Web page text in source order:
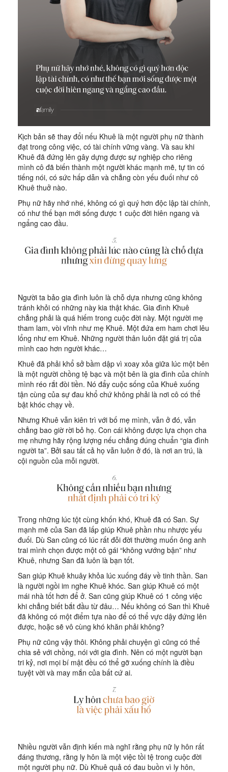
Kịch bản sẽ thay đổi nếu Khuê là một người phụ nữ thành
đạt trong công việc, có tài chính vững vàng. Và sau khi
Khuê đã đứng lên gây dựng được sự nghiệp cho riêng
mình cô đã biến thành một người khác mạnh mẽ, tự tin có
tiếng nói, có sức hấp dẫn và chẳng còn yếu đuối như cô
Khuê thuở nào.
Phụ nữ hãy nhớ nhé, không có gì quý hơn độc lập tài chính,
có như thế bạn mới sống được 1 cuộc đời hiên ngang và
ngẩng cao đầu.
Người ta bảo gia đình luôn là chỗ dựa nhưng cũng không
tránh khỏi có những này kia thật khác. Gia đình Khuê
chẳng phải là quá hiếm trong cuộc đời này. Một người mẹ
tham lam, vòi vĩnh như mẹ Khuê. Một đứa em ham chơi lêu
lổng như em Khuê. Những người thân luôn đặt giá trị của
mình cao hơn người khác…
Khuê đã phải khổ sở bầm dập vì xoay xỏa giữa lúc một bên
là một người chồng tệ bạc và một bên là gia đình của chính
mình réo rắt đòi tiền. Nó đẩy cuộc sống của Khuê xuống
tận cùng của sự đau khổ chứ không phải là nơi cô có thể
bật khóc chạy về.
Nhưng Khuê vẫn kiên trì với bố mẹ mình, vẫn ở đó, vẫn
chẳng bao giờ rời bỏ họ. Con cái không được lựa chọn cha
mẹ nhưng hãy rộng lượng nếu chẳng đúng chuẩn “gia đình
người ta”. Bởi sau tất cả họ vẫn luôn ở đó, là nơi an trú, là
cội nguồn của mỗi người.
Trong những lúc tột cùng khốn khó, Khuê đã có San. Sự
mạnh mẽ của San đã lấp giúp Khuê phần nhu nhược yếu
đuối. Dù San cũng có lúc rất đỗi đời thường muốn ông anh
trai mình chọn được một cô gái “không vướng bận” như
Khuê, nhưng San đã luôn là bạn tốt.
San giúp Khuê khuây khỏa lúc xuống đáy về tinh thần. San
là người ngồi im nghe Khuê khóc. San giúp Khuê có một
mái nhà tốt hơn để ở. San cũng giúp Khuê có 1 công việc
khi chẳng biết bắt đầu từ đâu… Nếu không có San thì Khuê
đã không có một điểm tựa nào để có thể vực dậy đứng lên
được, hoặc sẽ vô cùng khó khăn phải không?
Phụ nữ cũng vậy thôi. Không phải chuyện gì cũng có thể
chia sẻ với chồng, nói với gia đình. Nên có một người bạn
tri kỷ, nơi mọi bí mật đều có thể gỡ xuống chính là điều
tuyệt vời và may mắn của bất cứ ai.
Nhiều người vẫn định kiến mà nghĩ rằng phụ nữ ly hôn rất
đáng thương, rằng ly hôn là một việc tồi tệ trong cuộc đời
một người phụ nữ. Dù Khuê quả có đau buồn vì ly hôn,